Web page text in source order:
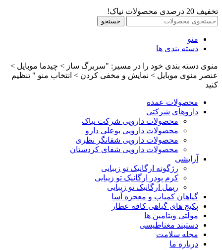
تخفیف 20 درصدی محصولات نیاک!
جستجو
منو
دسته بندی ها
منوی دسته بندی خود را در مسیر: "سربرگ ساز > چیدما موبایل >
عنصر منوی موبایل > نمایش و مخفی کردن > انتخاب منو " تنظیم
کنید
محصولات عمده
داروهای شرکتی
محصولات دارویی شرکت نیاک
محصولات دارویی بوعلی دارو
محصولات دارویی شفانگر نظری
محصولات دارویی شفای کردستان
آرایشی
رژگونه ارگانیک تو زیبایی
کرم پودر ارگانیک تو زیبایی
ریمل ارگانیک تو زیبایی
گیاهان کمیاب و معجزه آسا
پکیج های گیاهی کافه عطار
مولتی ویتامین ها
دستبند مغناطیسی
مجله سلامت
درباره ما